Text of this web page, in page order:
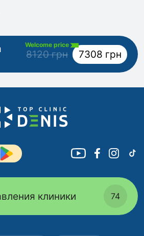
Welcome price
8120 грн 7308 грн
клиники 74